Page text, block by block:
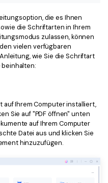
von kostenlosen Vorlagen.
Sie benötigen.
und einfachsten PDF-Tools
die es Ihnen
die Schriftarten in Ihrem
zulassen, können
vielen verfügbaren
wie Sie die Schriftart
beinhalten:
auf Ihrem Computer installiert,
Sie auf "PDF öffnen" unten
auf Ihrem Computer
Datei aus und klicken Sie
hinzuzufügen.